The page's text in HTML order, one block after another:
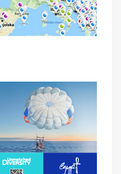
visoki. - Fakultativne
do 2 godine nemaju
u hotelu - Ostale